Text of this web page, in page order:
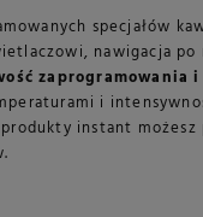
specjałów
nawigacja
zaprogramowania
i
instant